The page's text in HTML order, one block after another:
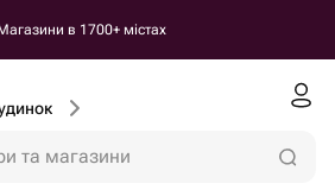
в 1700+ містах
та магазини